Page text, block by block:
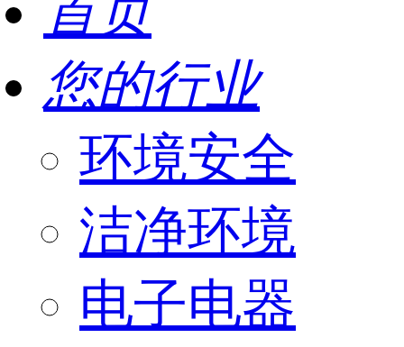
首页
您的行业
环境安全
洁净环境
电子电器